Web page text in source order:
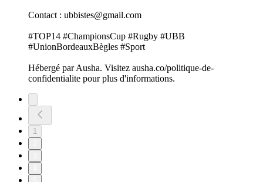
Contact : ubbistes@gmail.com
#TOP14 #ChampionsCup #Rugby #UBB
#UnionBordeauxBègles #Sport
Hébergé par Ausha. Visitez ausha.co/politique-de-
confidentialite pour plus d'informations.
1